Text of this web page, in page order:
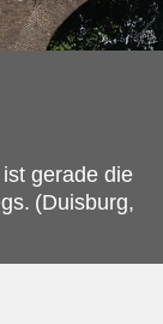
gerade die
(Duisburg,